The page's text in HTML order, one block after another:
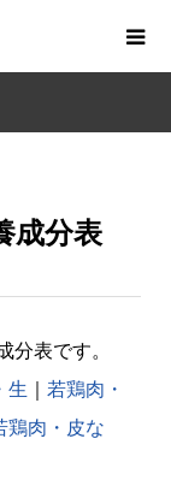
成分表
表です。
生 ｜ 若鶏肉・
鶏肉・皮な